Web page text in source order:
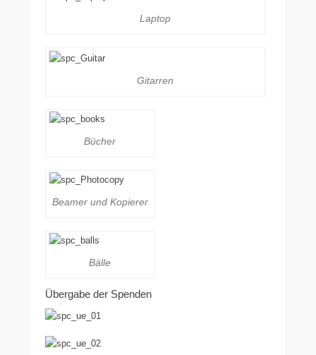
Laptop
Gitarren
Bücher
Beamer und Kopierer
Bälle
Übergabe der Spenden